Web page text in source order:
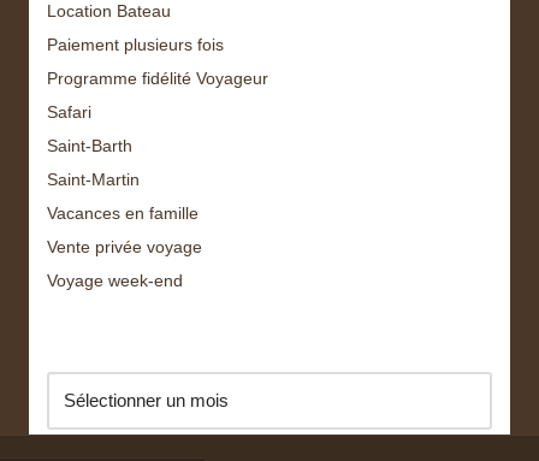
Location Bateau
Paiement plusieurs fois
Programme fidélité Voyageur
Safari
Saint-Barth
Saint-Martin
Vacances en famille
Vente privée voyage
Voyage week-end